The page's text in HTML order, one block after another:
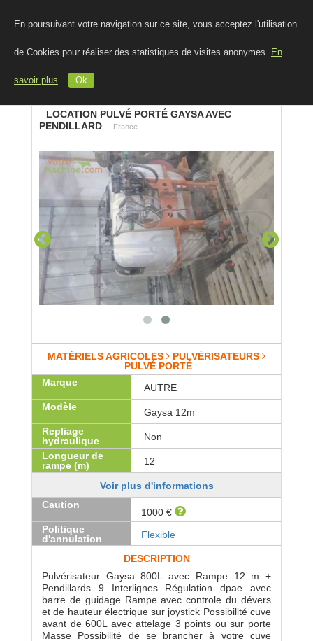
En poursuivant votre navigation sur ce site, vous acceptez l'utilisation
de Cookies pour réaliser des statistiques de visites anonymes. En
savoir plus Ok
LOCATION PULVÉ PORTÉ GAYSA AVEC
PENDILLARD
, France
MATÉRIELS AGRICOLES
PULVÉRISATEURS
PULVÉ PORTÉ
Marque
AUTRE
Modèle
Gaysa 12m
Repliage
hydraulique
Non
Longueur de
rampe (m)
12
Voir plus d'informations
Caution
1000 €
Politique
d'annulation
Flexible
DESCRIPTION
Pulvérisateur Gaysa 800L avec Rampe 12 m +
Pendillards 9 Interlignes Régulation dpae avec
barre de guidage Rampe avec controle du dévers
et de hauteur électrique sur joystick Possibilité cuve
avant de 600L avec attelage 3 points ou sur porte
Masse Possibilité de se brancher à votre cuve